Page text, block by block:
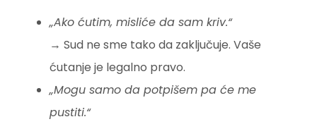
„Ako ćutim, misliće da sam kriv.“
→ Sud ne sme tako da zaključuje. Vaše
ćutanje je legalno pravo.
„Mogu samo da potpišem pa će me
pustiti.“